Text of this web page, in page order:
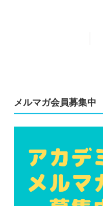
メルマガ会員募集中